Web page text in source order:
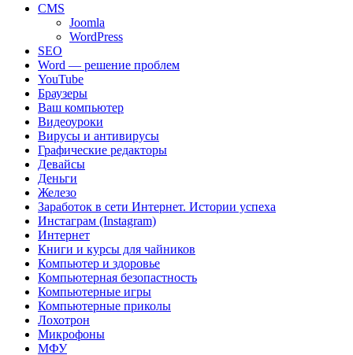
CMS
Joomla
WordPress
SEO
Word — решение проблем
YouTube
Браузеры
Ваш компьютер
Видеоуроки
Вирусы и антивирусы
Графические редакторы
Девайсы
Деньги
Железо
Заработок в сети Интернет. Истории успеха
Инстаграм (Instagram)
Интернет
Книги и курсы для чайников
Компьютер и здоровье
Компьютерная безопастность
Компьютерные игры
Компьютерные приколы
Лохотрон
Микрофоны
МФУ